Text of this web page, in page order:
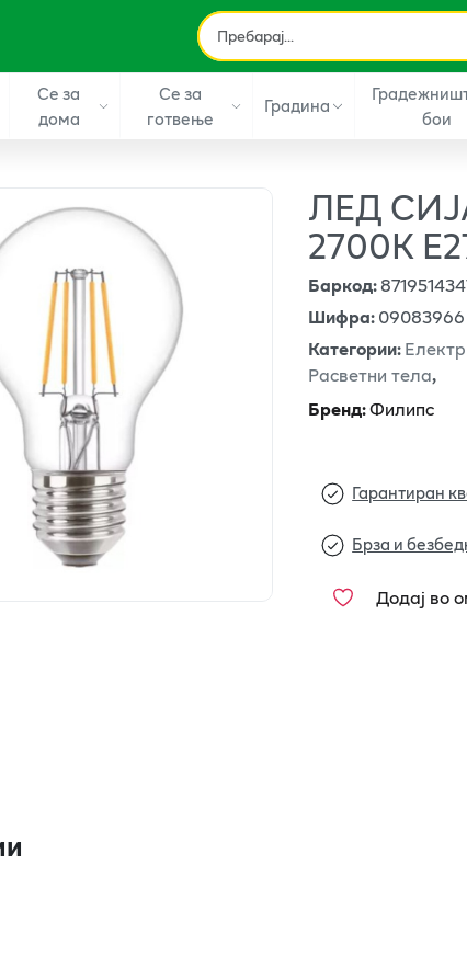
Се за
дома
Се за
готвење
Градина
бои
ЛЕД
2700K
Баркод:
Шифра:09083966
Категории:
Расветни тела,
Бренд:Филипс
Гарантиран
Брза и
Додај во